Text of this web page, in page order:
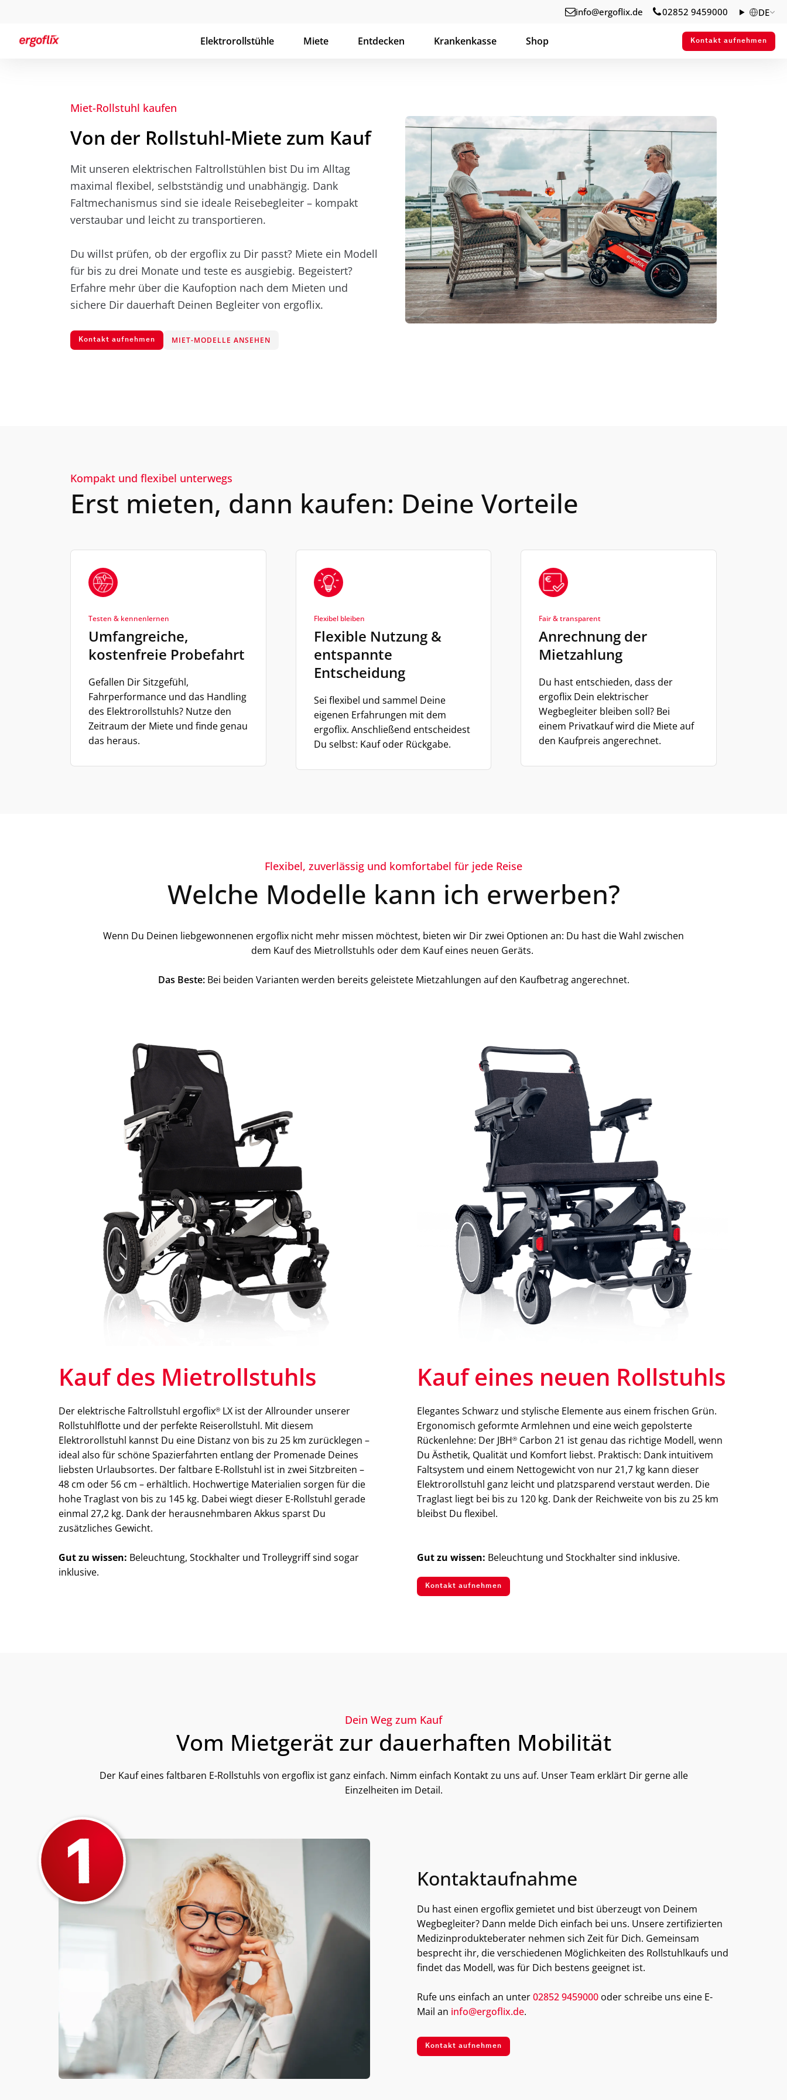
info@ergoflix.de 02852 9459000 DE
Elektrorollstühle Miete Entdecken Krankenkasse Shop Kontakt aufnehmen
Miet-Rollstuhl kaufen
Von der Rollstuhl-Miete zum Kauf
Mit unseren elektrischen Faltrollstühlen bist Du im Alltag
maximal flexibel, selbstständig und unabhängig. Dank
Faltmechanismus sind sie ideale Reisebegleiter – kompakt
verstaubar und leicht zu transportieren.
Du willst prüfen, ob der ergoflix zu Dir passt? Miete ein Modell
für bis zu drei Monate und teste es ausgiebig. Begeistert?
Erfahre mehr über die Kaufoption nach dem Mieten und
sichere Dir dauerhaft Deinen Begleiter von ergoflix.
Kontakt aufnehmen MIET-MODELLE ANSEHEN
Kompakt und flexibel unterwegs
Erst mieten, dann kaufen: Deine Vorteile
Testen & kennenlernen
Umfangreiche,
kostenfreie Probefahrt
Gefallen Dir Sitzgefühl,
Fahrperformance und das Handling
des Elektrorollstuhls? Nutze den
Zeitraum der Miete und finde genau
das heraus.
Flexibel bleiben
Flexible Nutzung &
entspannte
Entscheidung
Sei flexibel und sammel Deine
eigenen Erfahrungen mit dem
ergoflix. Anschließend entscheidest
Du selbst: Kauf oder Rückgabe.
Fair & transparent
Anrechnung der
Mietzahlung
Du hast entschieden, dass der
ergoflix Dein elektrischer
Wegbegleiter bleiben soll? Bei
einem Privatkauf wird die Miete auf
den Kaufpreis angerechnet.
Flexibel, zuverlässig und komfortabel für jede Reise
Welche Modelle kann ich erwerben?
Wenn Du Deinen liebgewonnenen ergoflix nicht mehr missen möchtest, bieten wir Dir zwei Optionen an: Du hast die Wahl zwischen
dem Kauf des Mietrollstuhls oder dem Kauf eines neuen Geräts.
Das Beste:Bei beiden Varianten werden bereits geleistete Mietzahlungen auf den Kaufbetrag angerechnet.
Kauf des Mietrollstuhls
Der elektrische Faltrollstuhl ergoflix® LX ist der Allrounder unserer
Rollstuhlflotte und der perfekte Reiserollstuhl. Mit diesem
Elektrorollstuhl kannst Du eine Distanz von bis zu 25 km zurücklegen –
ideal also für schöne Spazierfahrten entlang der Promenade Deines
liebsten Urlaubsortes. Der faltbare E-Rollstuhl ist in zwei Sitzbreiten –
48 cm oder 56 cm – erhältlich. Hochwertige Materialien sorgen für die
hohe Traglast von bis zu 145 kg. Dabei wiegt dieser E-Rollstuhl gerade
einmal 27,2 kg. Dank der herausnehmbaren Akkus sparst Du
zusätzliches Gewicht.
Gut zu wissen: Beleuchtung, Stockhalter und Trolleygriff sind sogar
inklusive.
Kauf eines neuen Rollstuhls
Elegantes Schwarz und stylische Elemente aus einem frischen Grün.
Ergonomisch geformte Armlehnen und eine weich gepolsterte
Rückenlehne: Der JBH® Carbon 21 ist genau das richtige Modell, wenn
Du Ästhetik, Qualität und Komfort liebst. Praktisch: Dank intuitivem
Faltsystem und einem Nettogewicht von nur 21,7 kg kann dieser
Elektrorollstuhl ganz leicht und platzsparend verstaut werden. Die
Traglast liegt bei bis zu 120 kg. Dank der Reichweite von bis zu 25 km
bleibst Du flexibel.
Gut zu wissen: Beleuchtung und Stockhalter sind inklusive.
Kontakt aufnehmen
Dein Weg zum Kauf
Vom Mietgerät zur dauerhaften Mobilität
Der Kauf eines faltbaren E-Rollstuhls von ergoflix ist ganz einfach. Nimm einfach Kontakt zu uns auf. Unser Team erklärt Dir gerne alle
Einzelheiten im Detail.
Kontaktaufnahme
Du hast einen ergoflix gemietet und bist überzeugt von Deinem
Wegbegleiter? Dann melde Dich einfach bei uns. Unsere zertifizierten
Medizinprodukteberater nehmen sich Zeit für Dich. Gemeinsam
besprecht ihr, die verschiedenen Möglichkeiten des Rollstuhlkaufs und
findet das Modell, was für Dich bestens geeignet ist.
Rufe uns einfach an unter02852 9459000 oder schreibe uns eine E-
Mail an info@ergoflix.de.
Kontakt aufnehmen